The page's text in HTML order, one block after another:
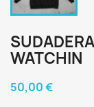
WATCHIN
50,00 €